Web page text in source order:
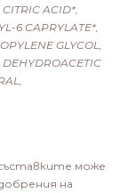
ACID*,
6 CAPRYLATE*,
GLYCOL,
може
на